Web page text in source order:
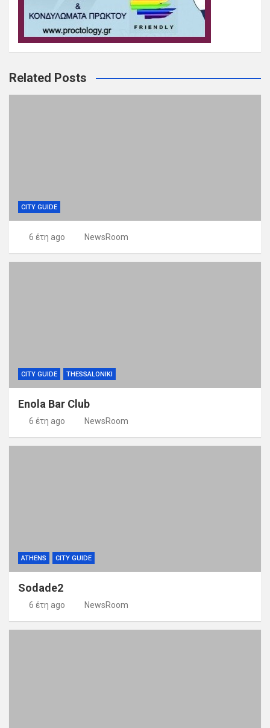
Related Posts
CITY GUIDE
6 έτη ago NewsRoom
CITY GUIDE THESSALONIKI
Enola Bar Club
6 έτη ago NewsRoom
ATHENS CITY GUIDE
Sodade2
6 έτη ago NewsRoom